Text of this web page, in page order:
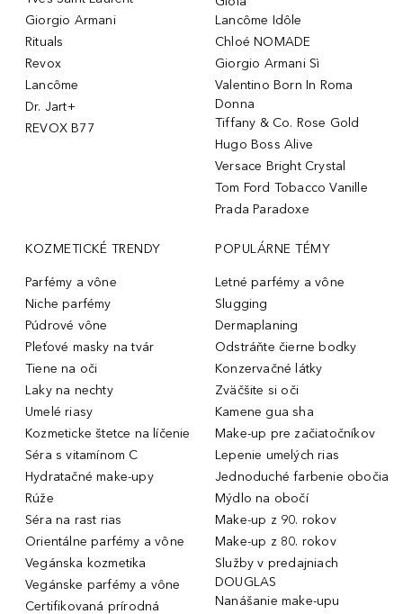
Giorgio Armani
Rituals
Revox
Lancôme
Dr. Jart+
REVOX B77
Lancôme Idôle
Chloé NOMADE
Giorgio Armani Sì
Valentino Born In Roma
Donna
Tiffany & Co. Rose Gold
Hugo Boss Alive
Versace Bright Crystal
Tom Ford Tobacco Vanille
Prada Paradoxe
KOZMETICKÉ TRENDY
Parfémy a vône
Niche parfémy
Púdrové vône
Pleťové masky na tvár
Tiene na oči
Laky na nechty
Umelé riasy
Kozmeticke štetce na líčenie
Séra s vitamínom C
Hydratačné make-upy
Rúže
Séra na rast rias
Orientálne parfémy a vône
Vegánska kozmetika
Vegánske parfémy a vône
Certifikovaná prírodná
POPULÁRNE TÉMY
Letné parfémy a vône
Slugging
Dermaplaning
Odstráňte čierne bodky
Konzervačné látky
Zväčšite si oči
Kamene gua sha
Make-up pre začiatočníkov
Lepenie umelých rias
Jednoduché farbenie obočia
Mýdlo na obočí
Make-up z 90. rokov
Make-up z 80. rokov
Služby v predajniach
DOUGLAS
Nanášanie make-upu